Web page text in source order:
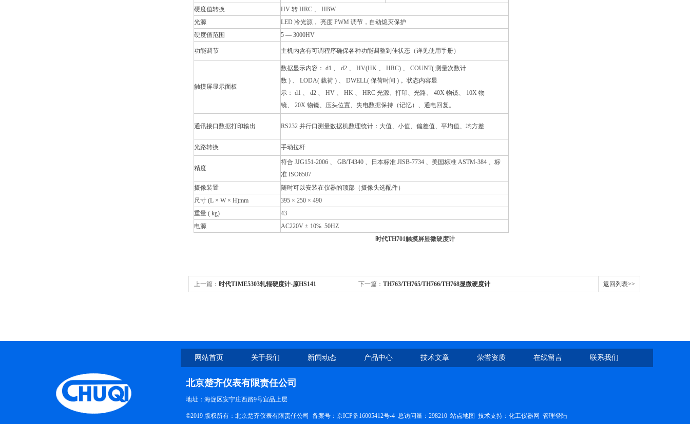
硬度值转换
HV 转 HRC 、 HBW
光源
LED 冷光源， 亮度 PWM 调节，自动熄灭保护
硬度值范围
5 — 3000HV
功能调节 主机内含有可调程序确保各种功能调整到佳状态（详见使用手册）
触摸屏显示面板
数据显示内容： d1 、 d2 、 HV(HK 、 HRC) 、 COUNT( 测量次数计
数 ) 、 LODA( 载荷 ) 、 DWELL( 保荷时间 ) 。状态内容显
示： d1 、 d2 、 HV 、 HK 、 HRC 光源、打印、光路、 40X 物镜、 10X 物
镜、 20X 物镜、压头位置、失电数据保持（记忆）、通电回复。
通讯接口数据打印输出 RS232 并行口测量数据机数理统计：大值、小值、偏差值、平均值、均方差
光路转换 手动拉杆
精度
符合 JJG151-2006 、 GB/T4340 、日本标准 JISB-7734 、美国标准 ASTM-384 、标
准 ISO6507
摄像装置
随时可以安装在仪器的顶部（摄像头选配件）
尺寸 (L × W × H)mm
395 × 250 × 490
重量 ( kg)
43
电源
AC220V ± 10% 50HZ
时代TH701触摸屏显微硬度计
上一篇： 时代TIME5303轧辊硬度计-原HS141 下一篇： TH763/TH765/TH766/TH768显微硬度计 返回列表>>
网站首页 关于我们 新闻动态 产品中心 技术文章 荣誉资质 在线留言 联系我们
北京楚齐仪表有限责任公司
地址：海淀区安宁庄西路9号宜品上层
©2019 版权所有：北京楚齐仪表有限责任公司 备案号： 京ICP备16005412号-4 总访问量：298210 站点地图 技术支持： 化工仪器网 管理登陆